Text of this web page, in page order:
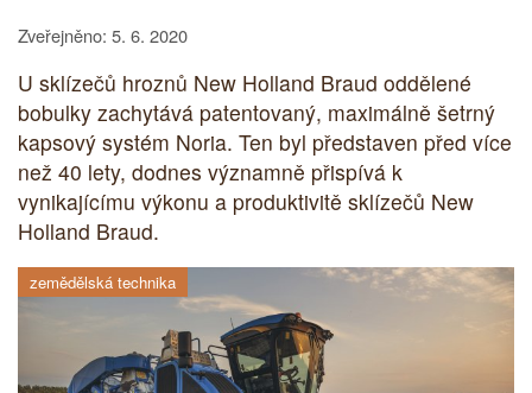
Zveřejněno: 5. 6. 2020
U sklízečů hroznů New Holland Braud oddělené
bobulky zachytává patentovaný, maximálně šetrný
kapsový systém Noria. Ten byl představen před více
než 40 lety, dodnes významně přispívá k
vynikajícímu výkonu a produktivitě sklízečů New
Holland Braud.
zemědělská technika